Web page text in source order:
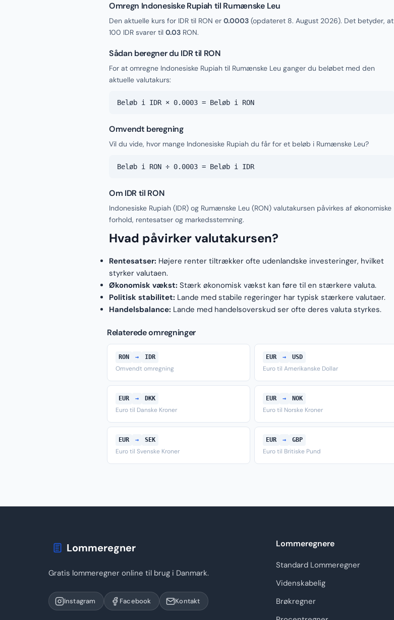
Omregn Indonesiske Rupiah til Rumænske Leu
Den aktuelle kurs for IDR til RON er 0.0003 (opdateret 8. August 2026). Det betyder, at
100 IDR svarer til 0.03 RON.
Sådan beregner du IDR til RON
For at omregne Indonesiske Rupiah til Rumænske Leu ganger du beløbet med den
aktuelle valutakurs:
Beløb i IDR × 0.0003 = Beløb i RON
Omvendt beregning
Vil du vide, hvor mange Indonesiske Rupiah du får for et beløb i Rumænske Leu?
Beløb i RON ÷ 0.0003 = Beløb i IDR
Om IDR til RON
Indonesiske Rupiah (IDR) og Rumænske Leu (RON) valutakursen påvirkes af økonomiske
forhold, rentesatser og markedsstemning.
Hvad påvirker valutakursen?
Rentesatser: Højere renter tiltrækker ofte udenlandske investeringer, hvilket
styrker valutaen.
Økonomisk vækst: Stærk økonomisk vækst kan føre til en stærkere valuta.
Politisk stabilitet: Lande med stabile regeringer har typisk stærkere valutaer.
Handelsbalance: Lande med handelsoverskud ser ofte deres valuta styrkes.
Relaterede omregninger
RON → IDR
Omvendt omregning
EUR → USD
Euro til Amerikanske Dollar
EUR → DKK
Euro til Danske Kroner
EUR → NOK
Euro til Norske Kroner
EUR → SEK
Euro til Svenske Kroner
EUR → GBP
Euro til Britiske Pund
Lommeregner
Gratis lommeregner online til brug i Danmark.
Instagram Facebook Kontakt
Lommeregnere
Standard Lommeregner
Videnskabelig
Brøkregner